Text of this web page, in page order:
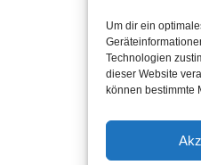
Um dir ein
Technologien
dieser Website
können bestimmte